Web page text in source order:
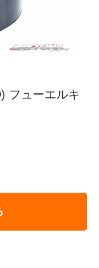
フューエルキ